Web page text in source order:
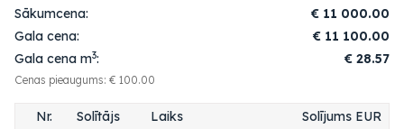
Sākumcena:
€ 11 000.00
Gala cena:
€ 11 100.00
Gala cena m3: € 28.57
Cenas pieaugums: € 100.00
Nr. Solītājs Laiks Solījums EUR